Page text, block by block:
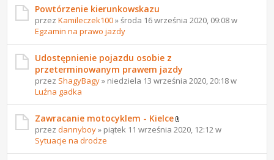
Powtórzenie kierunkowskazu
przezKamileczek100» środa 16 września 2020, 09:08 w
Egzamin na prawo jazdy
Udostępnienie pojazdu osobie z
przeterminowanym prawem jazdy
przez ShagyBagy» niedziela 13 września 2020, 20:18 w
Luźna gadka
Zawracanie motocyklem - Kielce
przezdannyboy» piątek 11 września 2020, 12:12 w
Sytuacje na drodze